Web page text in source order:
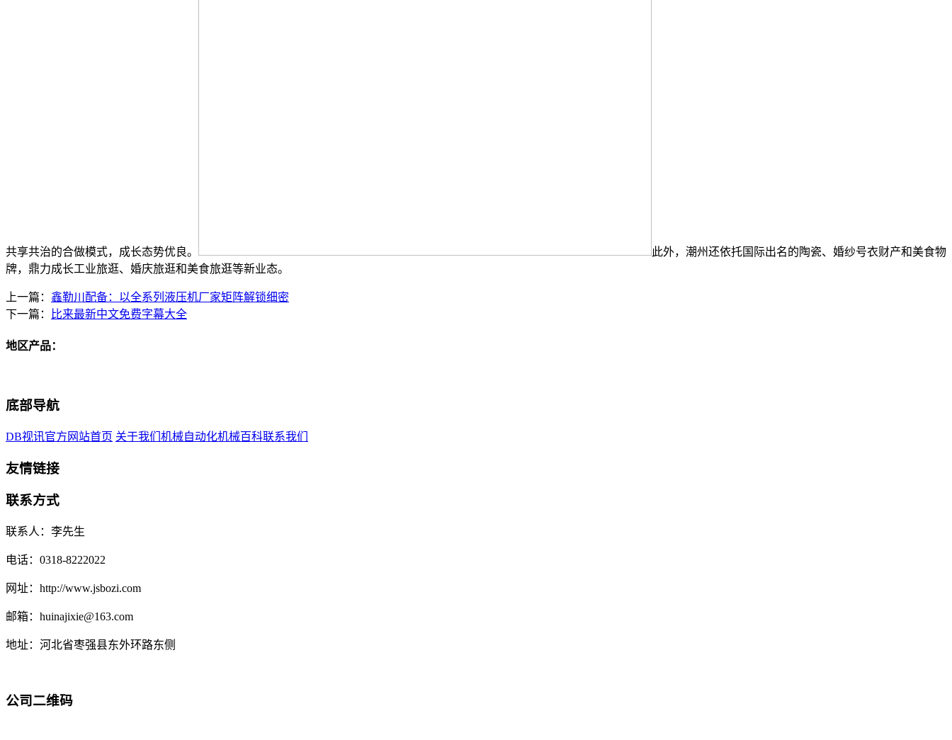
共享共治的合做模式，成长态势优良。
此外，潮州还依托国际出名的陶瓷、婚纱号衣财产和美食物
牌，鼎力成长工业旅逛、婚庆旅逛和美食旅逛等新业态。
上一篇： 鑫勒川配备：以全系列液压机厂家矩阵解锁细密
下一篇：
比来最新中文免费字幕大全
地区产品：
底部导航
DB视讯官方网站首页 关于我们 机械自动化机械百科联系我们
友情链接
联系方式
联系人：李先生
电话：0318-8222022
网址：http://www.jsbozi.com
邮箱：huinajixie@163.com
地址：河北省枣强县东外环路东侧
公司二维码